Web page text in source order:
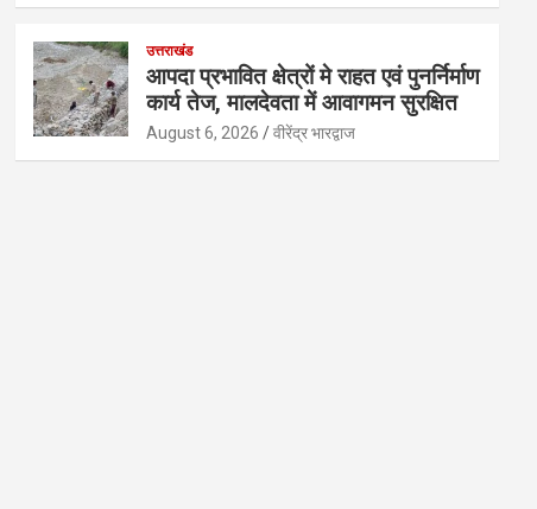
उत्तराखंड
आपदा प्रभावित क्षेत्रों मे राहत एवं पुनर्निर्माण
कार्य तेज, मालदेवता में आवागमन सुरक्षित
August 6, 2026 वीरेंद्र भारद्वाज